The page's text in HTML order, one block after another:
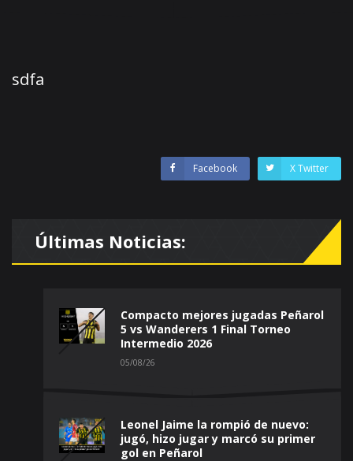
sdfa
Facebook X Twitter
Últimas Noticias:
Compacto mejores jugadas Peñarol
5 vs Wanderers 1 Final Torneo
Intermedio 2026
05/08/26
Leonel Jaime la rompió de nuevo:
jugó, hizo jugar y marcó su primer
gol en Peñarol